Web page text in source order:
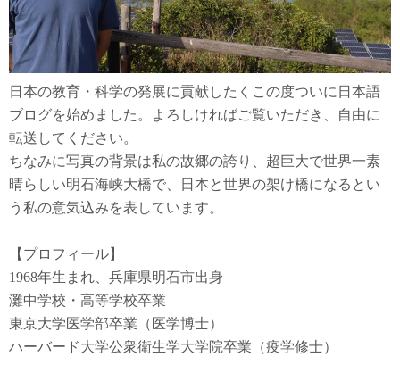
日本の教育・科学の発展に貢献したくこの度ついに日本語
ブログを始めました。よろしければご覧いただき、自由に
転送してください。
ちなみに写真の背景は私の故郷の誇り、超巨大で世界一素
晴らしい明石海峡大橋で、日本と世界の架け橋になるとい
う私の意気込みを表しています。
【プロフィール】
1968年生まれ、兵庫県明石市出身
灘中学校・高等学校卒業
東京大学医学部卒業（医学博士）
ハーバード大学公衆衛生学大学院卒業（疫学修士）